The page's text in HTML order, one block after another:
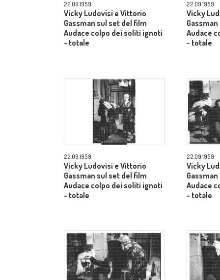
22.09.1959
Vicky Ludovisi e Vittorio
Gassman sul set del film
Audace colpo dei soliti ignoti
- totale
22.09.1959
Vicky
Audace
- totale
22.09.1959
Vicky Ludovisi e Vittorio
Gassman sul set del film
Audace colpo dei soliti ignoti
- totale
22.09.1959
Vicky
Audace
- totale